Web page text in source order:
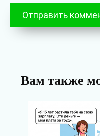
Вам также